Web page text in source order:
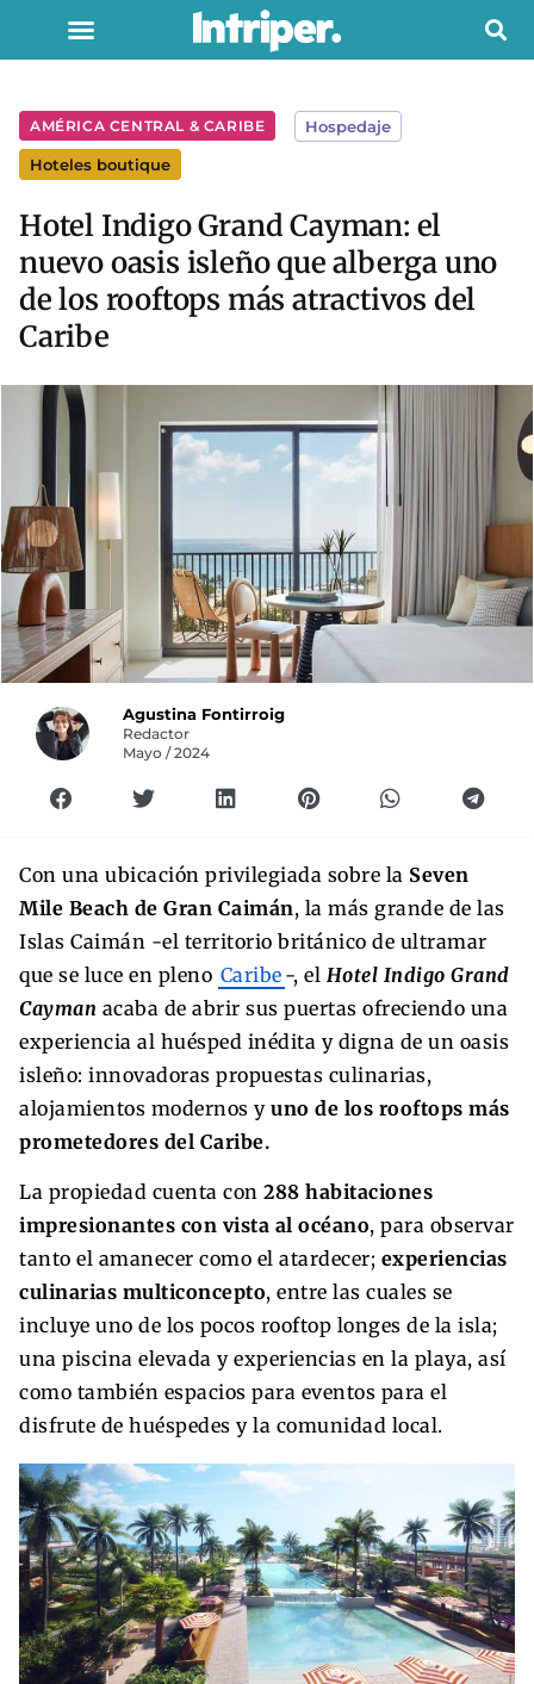
AMÉRICA CENTRAL & CARIBE
Hospedaje
Hoteles boutique
Hotel Indigo Grand Cayman: el
nuevo oasis isleño que alberga uno
de los rooftops más atractivos del
Caribe
Agustina Fontirroig
Redactor
Mayo / 2024
Con una ubicación privilegiada sobre la Seven
Mile Beach de Gran Caimán, la más grande de las
Islas Caimán -el territorio británico de ultramar
que se luce en pleno Caribe -, el Hotel Indigo Grand
Cayman acaba de abrir sus puertas ofreciendo una
experiencia al huésped inédita y digna de un oasis
isleño: innovadoras propuestas culinarias,
alojamientos modernos yuno de los rooftops más
prometedores del Caribe.
La propiedad cuenta con 288 habitaciones
impresionantes con vista al océano, para observar
tanto el amanecer como el atardecer; experiencias
culinarias multiconcepto, entre las cuales se
incluye uno de los pocos rooftop longes de la isla;
una piscina elevada y experiencias en la playa, así
como también espacios para eventos para el
disfrute de huéspedes y la comunidad local.